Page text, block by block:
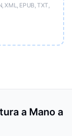
XML, EPUB, TXT,
a Mano a